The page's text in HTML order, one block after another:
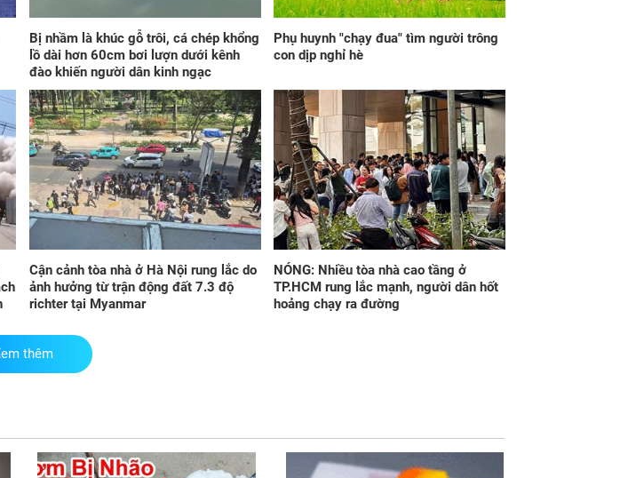
Đúng 7h30 ngày mai,
thứ Bảy 8/8/2026, 3
con giáp 'ngửa đầu
đón quý nhân, cúi đầu
hốt tài lộc', giàu sang
bất chấp, tình duyên
viên mãn
Thần Tài mở cửa sau
ngày 7/8/2026, 3 con
giáp ra đường 'đụng
trúng hố vàng', mỏi
tay đếm tiền, giàu nứt
đố đổ vách
dung có của đầy nhà,
ngày càng hưng thịnh
sung túc
duyên viên mãn sau
ngày 7/8/2026
Bị nhầm là khúc gỗ trôi, cá chép khổng
lồ dài hơn 60cm bơi lượn dưới kênh
đào khiến người dân kinh ngạc
Phụ huynh "chạy đua" tìm người trông
con dịp nghỉ hè
Cận cảnh tòa nhà ở Hà Nội rung lắc do
ảnh hưởng từ trận động đất 7.3 độ
richter tại Myanmar
NÓNG: Nhiều tòa nhà cao tầng ở
TP.HCM rung lắc mạnh, người dân hốt
hoảng chạy ra đường
thêm